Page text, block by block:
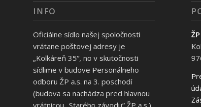
INFO
Oficiálne sídlo našej spoločnosti
vrátane poštovej adresy je
„Kolkáreň 35“, no v skutočnosti
sídlime v budove Personálneho
odboru ŽP a.s. na 3. poschodí
(budova sa nachádza pred hlavnou